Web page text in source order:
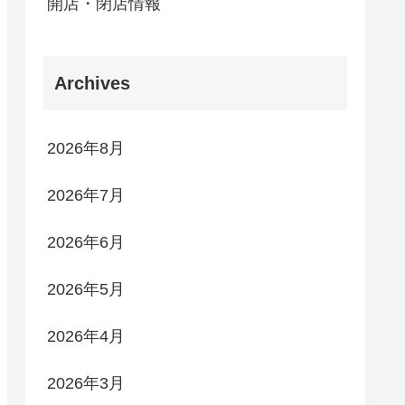
Archives
2026年8月
2026年7月
2026年6月
2026年5月
2026年4月
2026年3月